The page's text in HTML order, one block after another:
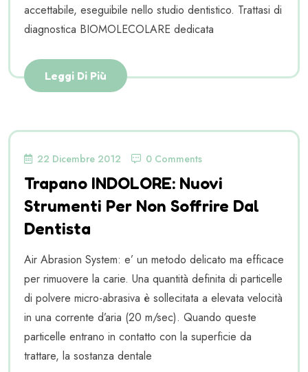
accettabile, eseguibile nello studio dentistico. Trattasi di
diagnostica BIOMOLECOLARE dedicata
Leggi Di Più
22 Dicembre 2012 0 Comments
Trapano INDOLORE: Nuovi
Strumenti Per Non Soffrire Dal
Dentista
Air Abrasion System: e’ un metodo delicato ma efficace
per rimuovere la carie. Una quantità definita di particelle
di polvere micro-abrasiva è sollecitata a elevata velocità
in una corrente d’aria (20 m/sec). Quando queste
particelle entrano in contatto con la superficie da
trattare, la sostanza dentale